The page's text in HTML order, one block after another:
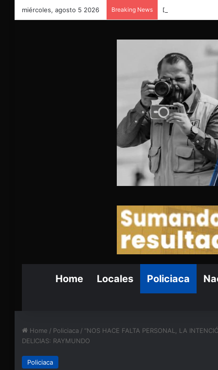
miércoles, agosto 5 2026 Breaking News
Home Locales Policiaca
Home / Policiaca / “NOS HACE FALTA PERSONAL, LA
DELICIAS: RAYMUNDO
Policiaca